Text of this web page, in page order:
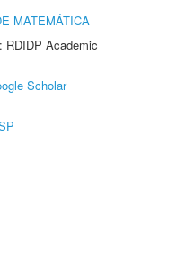
MATEMÁTICA
RDIDP Academic
Scholar